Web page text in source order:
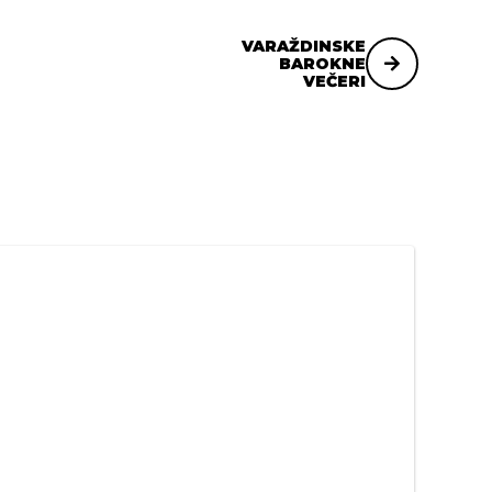
VARAŽDINSKE
BAROKNE
VEČERI